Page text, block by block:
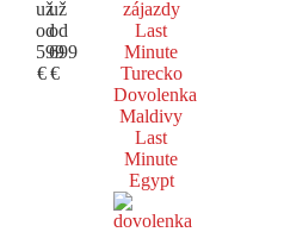
už
od
599
€
už
od
699
€
zájazdy
Last
Minute
Turecko
Dovolenka
Maldivy
Last
Minute
Egypt